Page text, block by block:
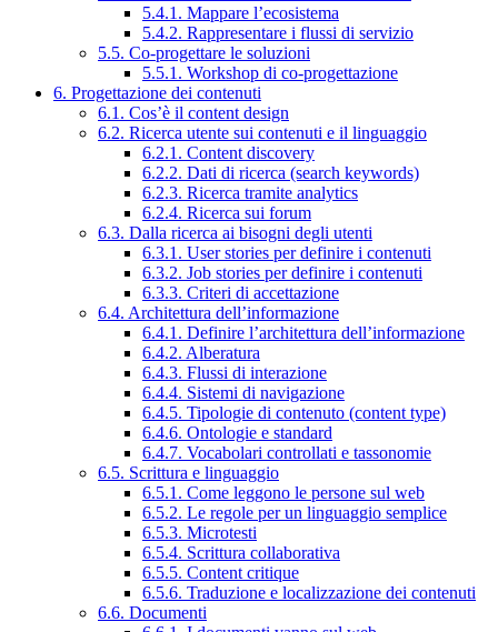
5.4.1. Mappare l’ecosistema
5.4.2. Rappresentare i flussi di servizio
5.5. Co-progettare le soluzioni
5.5.1. Workshop di co-progettazione
6. Progettazione dei contenuti
6.1. Cos’è il content design
6.2. Ricerca utente sui contenuti e il linguaggio
6.2.1. Content discovery
6.2.2. Dati di ricerca (search keywords)
6.2.3. Ricerca tramite analytics
6.2.4. Ricerca sui forum
6.3. Dalla ricerca ai bisogni degli utenti
6.3.1. User stories per definire i contenuti
6.3.2. Job stories per definire i contenuti
6.3.3. Criteri di accettazione
6.4. Architettura dell’informazione
6.4.1. Definire l’architettura dell’informazione
6.4.2. Alberatura
6.4.3. Flussi di interazione
6.4.4. Sistemi di navigazione
6.4.5. Tipologie di contenuto (content type)
6.4.6. Ontologie e standard
6.4.7. Vocabolari controllati e tassonomie
6.5. Scrittura e linguaggio
6.5.1. Come leggono le persone sul web
6.5.2. Le regole per un linguaggio semplice
6.5.3. Microtesti
6.5.4. Scrittura collaborativa
6.5.5. Content critique
6.5.6. Traduzione e localizzazione dei contenuti
6.6. Documenti